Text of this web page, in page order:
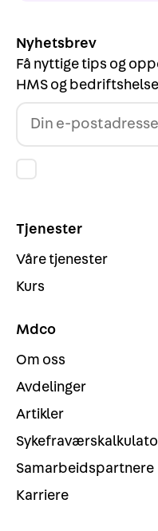
Nyhetsbrev
Få nyttige tips og
HMS og bedriftshelse
Tjenester
Våre tjenester
Kurs
Mdco
Om oss
Avdelinger
Artikler
Samarbeidspartnere
Karriere